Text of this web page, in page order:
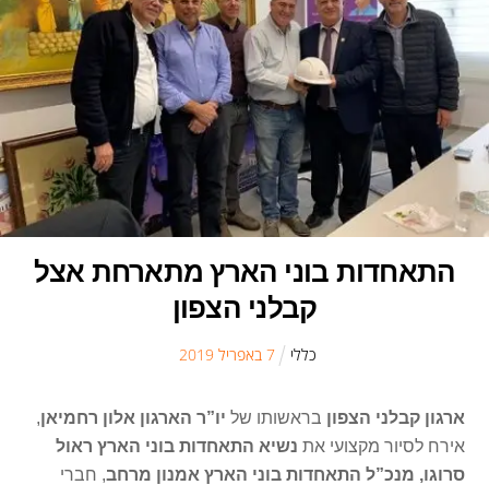
התאחדות בוני הארץ מתארחת אצל
קבלני הצפון
כללי 7באפריל 2019
ארגון קבלני הצפון בראשותו של יו”ר הארגון אלון רחמיאן,
אירח לסיור מקצועי את נשיא התאחדות בוני הארץ ראול
סרוגו, מנכ”ל התאחדות בוני הארץ אמנון מרחב, חברי